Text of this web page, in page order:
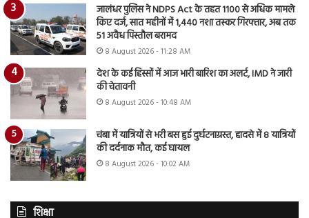
जालंधर पुलिस ने NDPS Act के तहत 1100 से अधिक मामले
किए दर्ज, सात महीनों में 1,440 नशा तस्कर गिरफ्तार, अब तक
51 अवैध पिस्तौल बरामद
8 August 2026 - 11:28 AM
देश के कई हिस्सों में आज भारी बारिश का अलर्ट, IMD ने जारी
की चेतावनी
8 August 2026 - 10:48 AM
चंबा में यात्रियों से भरी बस हुई दुर्घटनाग्रस्त, हादसे में 8 यात्रियों
की दर्दनाक मौत, कई घायल
8 August 2026 - 10:02 AM
शिक्षा